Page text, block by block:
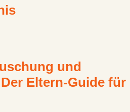
und
Eltern-Guide für